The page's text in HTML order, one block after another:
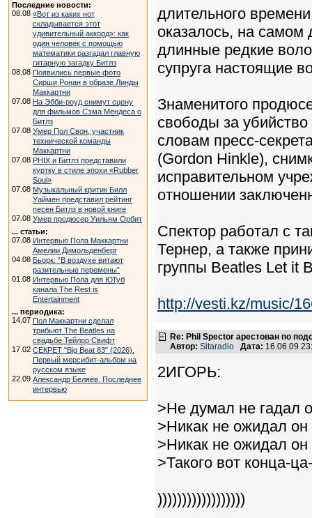
Последние новости:
08.08 «Вот из каких нот
складывается этот
удивительный аккорд»: как
один человек с помощью
математики разгадал главную
гитарную загадку Битлз
08.08 Появились первые фото
Сирши Ронан в образе Линды
Маккартни
07.08 На Эбби-роуд снимут сцену
для фильмов Сэма Мендеса о
Битлз
07.08 Умер Пол Свон, участник
технической команды
Маккартни
07.08 PHIX и Битлз представили
куртку в стиле эпохи «Rubber
Soul»
07.08 Музыкальный критик Билл
Уаймен представил рейтинг
песен Битлз в новой книге
07.08 Умер продюсер Уильям Орбит
... статьи:
07.08 Интервью Пола Маккартни
Амелии Димольденберг
04.08 Бьорк: “В воздухе витают
разительные перемены”
01.08 Интервью Пола для ЮТуб
канала The Rest is
Entertainment
... периодика:
14.07 Пол Маккартни сделал
трибьют The Beatles на
свадьбе Тейлор Свифт
17.02 СЕКРЕТ "Big Beat 83" (2026).
Первый мерсибит-альбом на
русском языке
22.09 Александр Беляев. Последнее
интервью
длительного
оказалось, на
длинные редкие
супруга настоящие
Знаменитого
свободы за
словам пресс-
(Gordon Hinkle),
исправительном
отношении
Спектор работал с
Тернер, а также
группы Beatles Let it
http://vesti.kz/music/
Re: Phil Spector арестован по
Автор: Sitaradio Дата: 16.06.09
2ИГОРЬ:
>Не думал не гадал
>Никак не ожидал он
>Никак не ожидал он
>Такого вот конца-
))))))))))))))))))